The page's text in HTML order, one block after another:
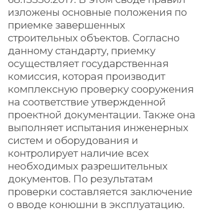
изложены основные положения по
приемке завершенных
строительных объектов. Согласно
данному стандарту, приемку
осуществляет государственная
комиссия, которая производит
комплексную проверку сооружения
на соответствие утвержденной
проектной документации. Также она
выполняет испытания инженерных
систем и оборудования и
контролирует наличие всех
необходимых разрешительных
документов. По результатам
проверки составляется заключение
о вводе конюшни в эксплуатацию.